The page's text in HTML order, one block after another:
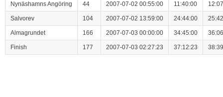
Nynäshamns Angöring 44 2007-07-02 00:55:00 11:40:00
Salvorev 104 2007-07-02 13:59:00 24:44:00
Almagrundet 166 2007-07-03 00:00:00 34:45:00
Finish 177 2007-07-03 02:27:23 37:12:23